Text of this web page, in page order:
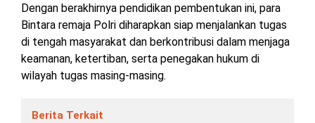
Dengan berakhirnya pendidikan pembentukan ini, para
Bintara remaja Polri diharapkan siap menjalankan tugas
di tengah masyarakat dan berkontribusi dalam menjaga
keamanan, ketertiban, serta penegakan hukum di
wilayah tugas masing-masing.
Berita Terkait